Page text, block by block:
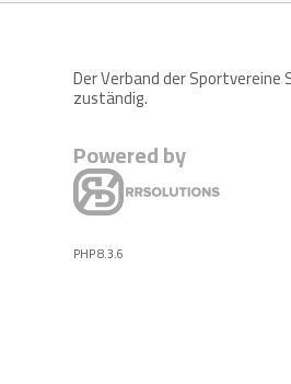
Der Verband der
zuständig.
Powered by
PHP 8.3.6